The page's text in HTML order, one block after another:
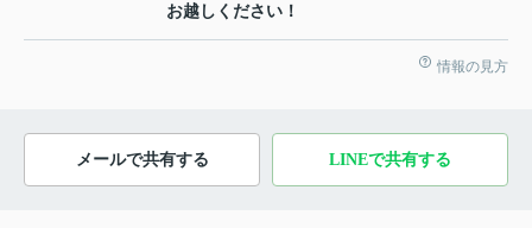
お越しください！
情報の見方
メールで共有する LINEで共有する